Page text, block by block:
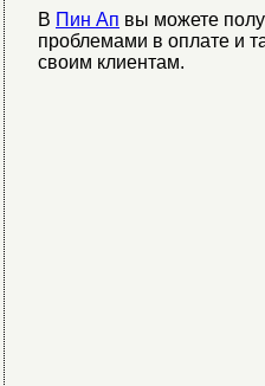
В Пин Ап вы можете
проблемами в оплате и
своим клиентам.